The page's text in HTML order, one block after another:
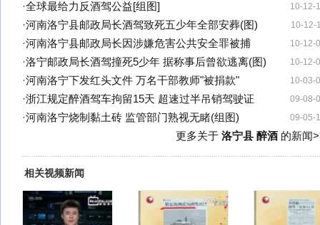
10-12-
·全球最给力反酒驾公益[组图]
10-12-
·河南洛宁县邮政局长酒驾致死五少年全部安葬(图)
10-12-
·河南洛宁县邮政局长因涉嫌危害公共安全罪被捕
10-12-
·洛宁邮政局长酒驾撞死5少年 据称事后曾欲逃离(图)
10-03-
·河南洛宁下发红头文件 万名干部教师"被捐款"
09-08-
·浙江规定醉酒驾车拘留15天 超速过半吊销驾驶证
09-05-
·河南洛宁烧制黏土砖 监管部门熟视无睹(组图)
更多关于 洛宁县 醉酒的新闻
相关视频新闻